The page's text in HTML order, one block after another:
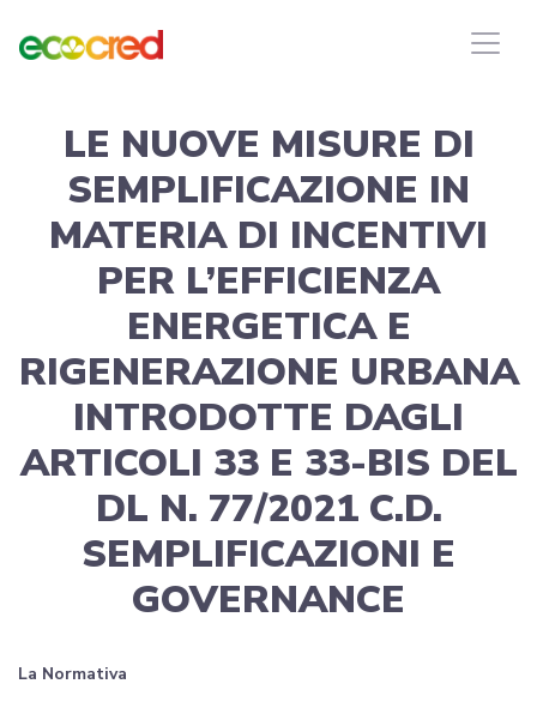
LE NUOVE MISURE DI
SEMPLIFICAZIONE IN
MATERIA DI INCENTIVI
PER L’EFFICIENZA
ENERGETICA E
RIGENERAZIONE URBANA
INTRODOTTE DAGLI
ARTICOLI 33 E 33-BIS DEL
DL N. 77/2021 C.D.
SEMPLIFICAZIONI E
GOVERNANCE
La Normativa